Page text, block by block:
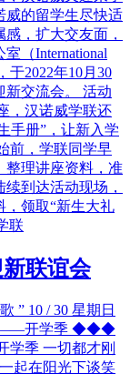
威的留学生尽快适
，扩大交友面，
（International
于2022年10月30
新交流会。 活动
，汉诺威学联还
手册”，让新入学
前，学联同学早
整理讲座资料，准
到达活动现场，
，领取“新生大礼
联
联谊会
” 10 / 30 星期日
——开学季 ◆◆◆
学季 一切都才刚
起在阳光下谈笑